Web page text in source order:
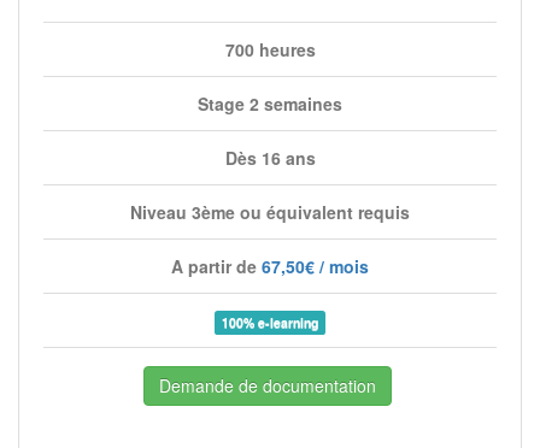
700 heures
Stage 2 semaines
Dès 16 ans
Niveau 3ème ou équivalent requis
A partir de 67,50€ / mois
100% e-learning
Demande de documentation